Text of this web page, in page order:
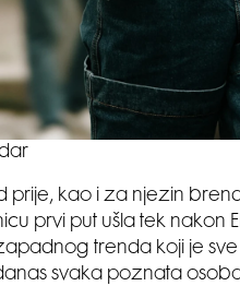
prije, kao i za njezin
prvi put ušla tek nakon
trenda koji je sve
svaka poznata